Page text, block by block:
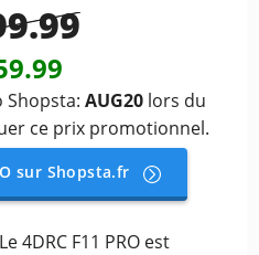
Shopsta: AUG20 lors du
ce prix promotionnel.
sur Shopsta.fr
4DRC F11 PRO est